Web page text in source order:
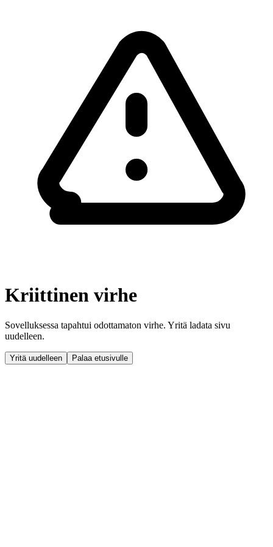
Kriittinen virhe
Sovelluksessa tapahtui odottamaton virhe. Yritä ladata sivu
uudelleen.
Yritä uudelleen Palaa etusivulle